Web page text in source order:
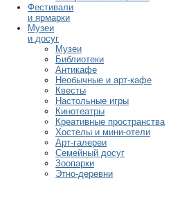
Фестивали
и ярмарки
Музеи
и досуг
Музеи
Библиотеки
Антикафе
Необычные и арт-кафе
Квесты
Настольные игры
Кинотеатры
Креативные пространства
Хостелы и мини-отели
Арт-галереи
Семейный досуг
Зоопарки
Этно-деревни